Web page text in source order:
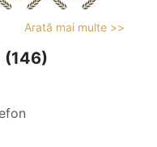
Arată mai multe >>
(146)